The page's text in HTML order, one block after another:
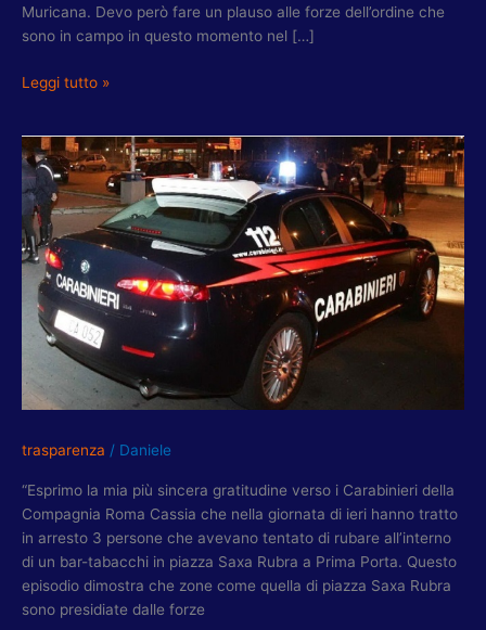
Muricana. Devo però fare un plauso alle forze dell’ordine che
sono in campo in questo momento nel […]
Leggi tutto »
trasparenza / Daniele
“Esprimo la mia più sincera gratitudine verso i Carabinieri della
Compagnia Roma Cassia che nella giornata di ieri hanno tratto
in arresto 3 persone che avevano tentato di rubare all’interno
di un bar-tabacchi in piazza Saxa Rubra a Prima Porta. Questo
episodio dimostra che zone come quella di piazza Saxa Rubra
sono presidiate dalle forze
TORQUATI:
GRAZIE
A
CARABINIERI
CHE
HANNO
SVENTATO
FURTO
PRIMA
PORTA